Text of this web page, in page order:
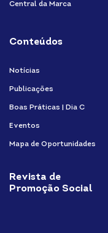
Central da Marca
Conteúdos
Notícias
Publicações
Boas Práticas | Dia C
Eventos
Mapa de Oportunidades
Revista de
Promoção Social